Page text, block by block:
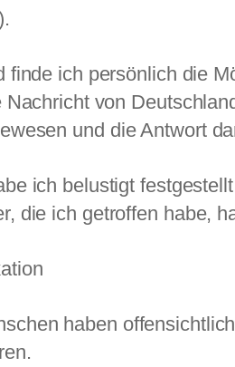
finde ich persönlich die
Nachricht von
und die Antwort
ich belustigt
die ich getroffen habe,
haben